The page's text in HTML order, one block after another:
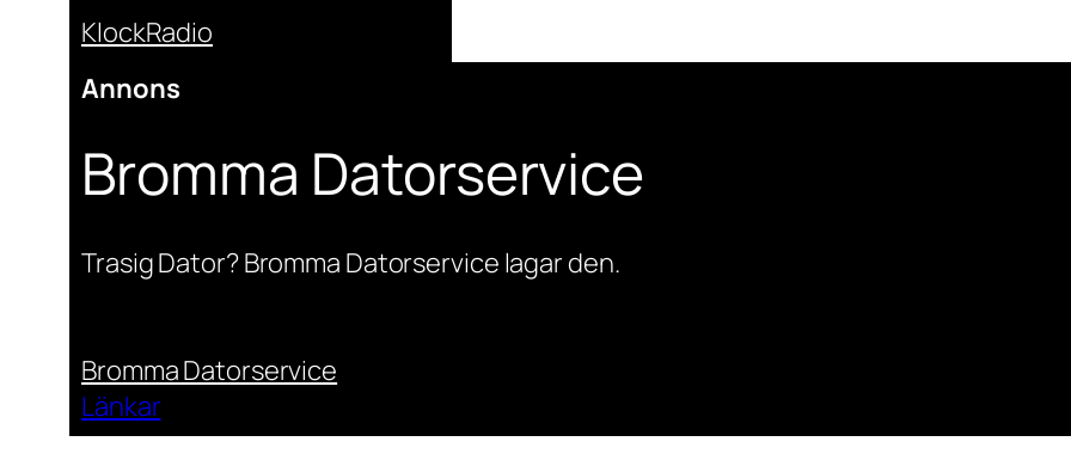
KlockRadio
Annons
Bromma Datorservice
Trasig Dator? Bromma Datorservice lagar den.
Bromma Datorservice
Länkar